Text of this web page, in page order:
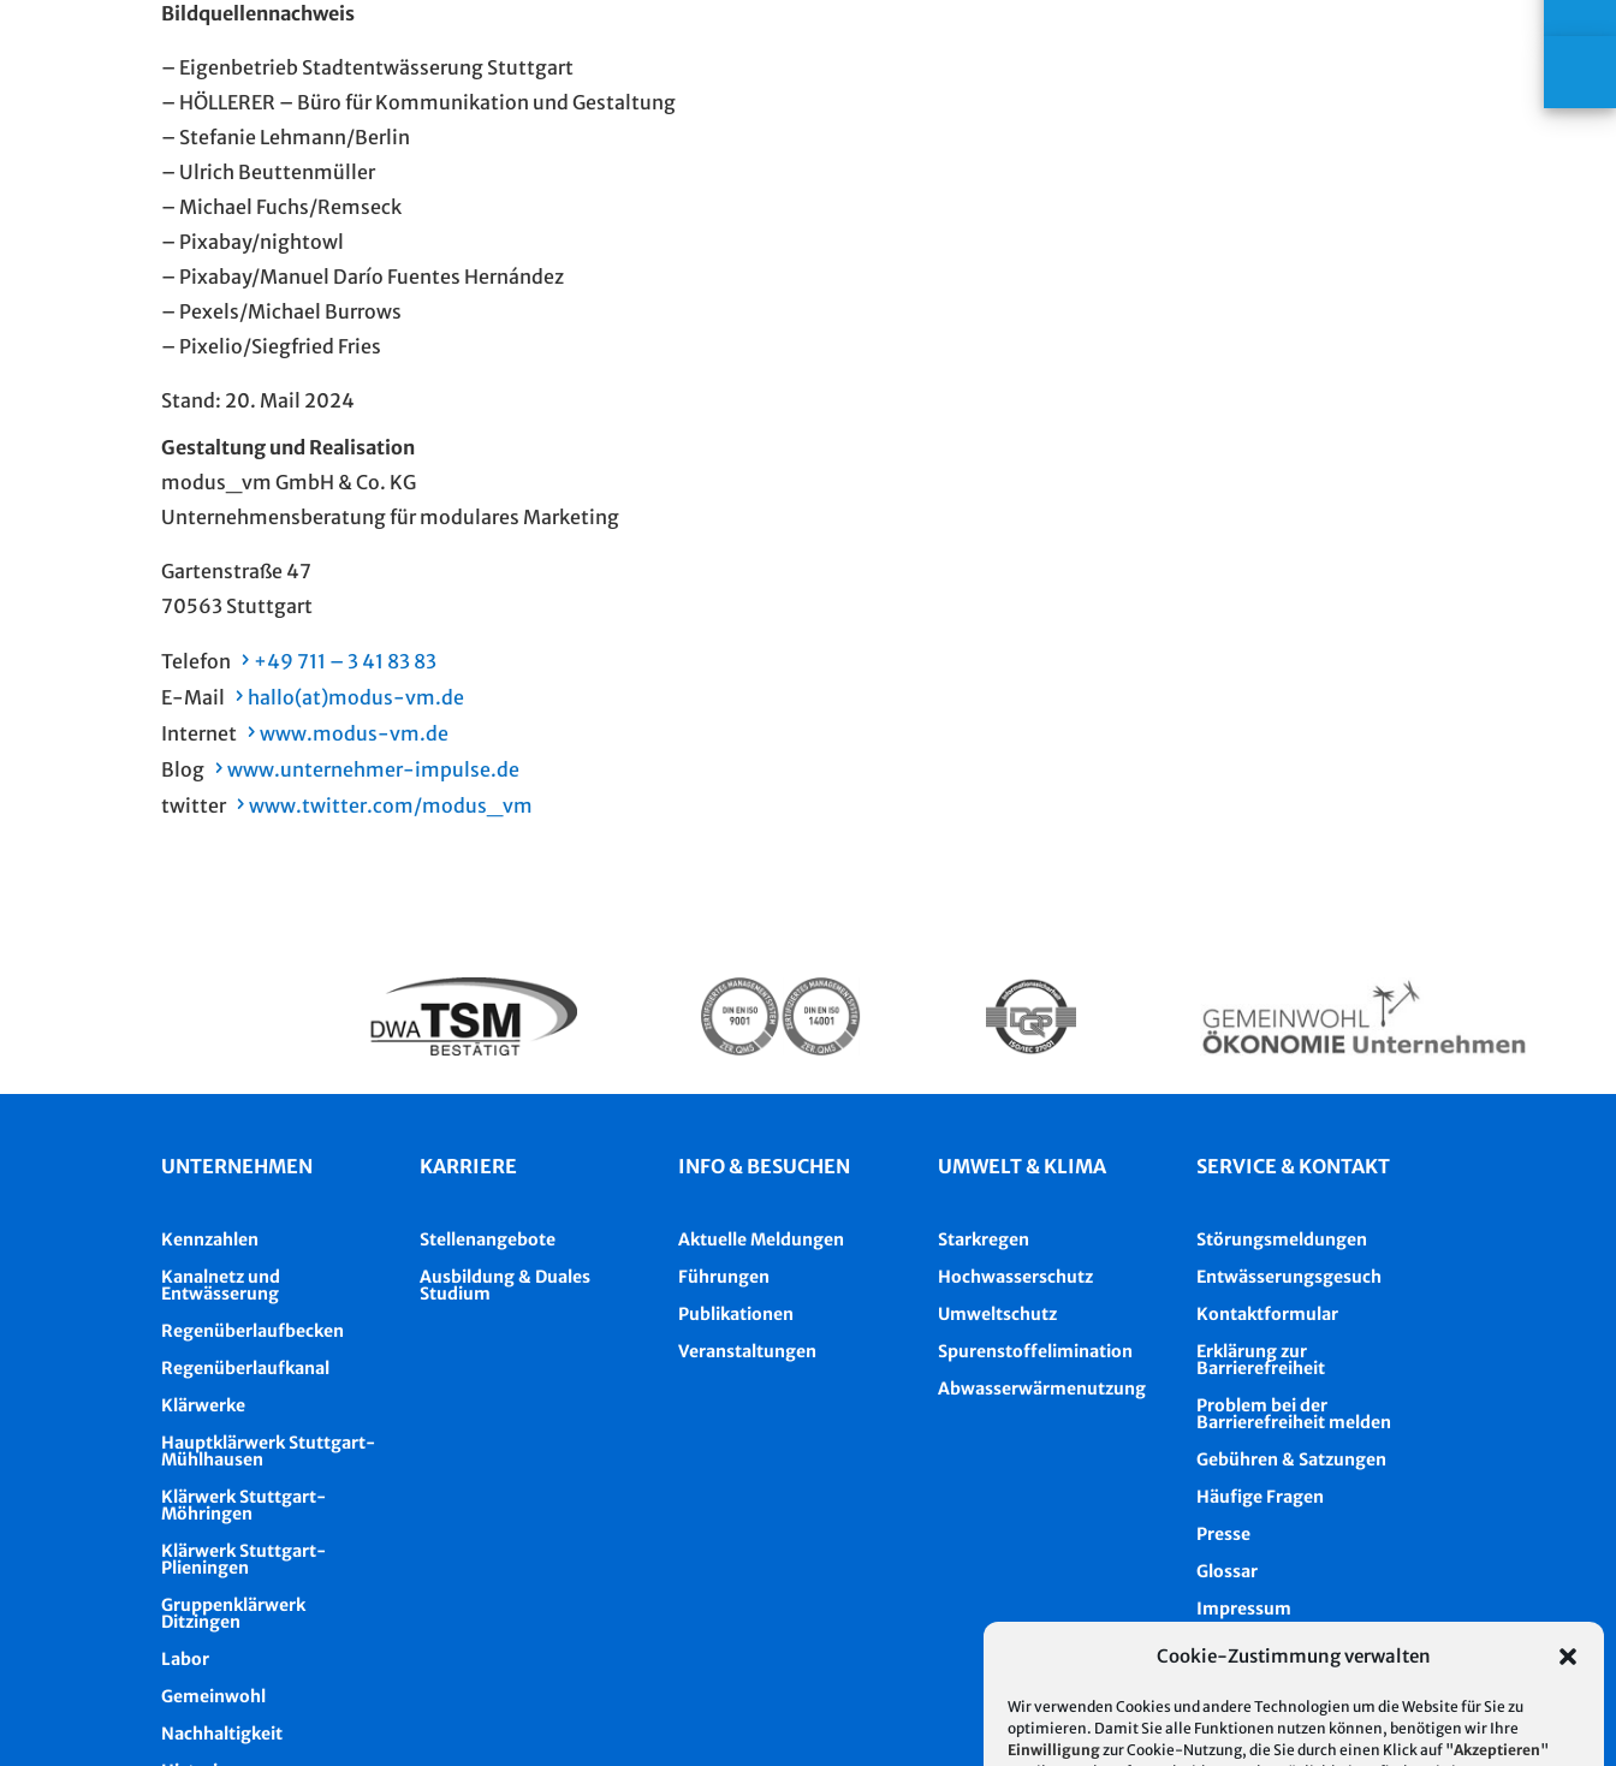
Cookie-Zustimmung verwalten
Wir verwenden Cookies und andere Technologien um die Website für Sie zu
optimieren. Damit Sie alle Funktionen nutzen können, benötigen wir Ihre
Einwilligungzur Cookie-Nutzung, die Sie durch einen Klick auf "Akzeptieren"
Bildquellennachweis
– Eigenbetrieb Stadtentwässerung Stuttgart
– HÖLLERER – Büro für Kommunikation und Gestaltung
– Stefanie Lehmann/Berlin
– Ulrich Beuttenmüller
– Michael Fuchs/Remseck
– Pixabay/nightowl
– Pixabay/Manuel Darío Fuentes Hernández
– Pexels/Michael Burrows
– Pixelio/Siegfried Fries
Stand: 20. Mail 2024
Gestaltung und Realisation
modus_vm GmbH & Co. KG
Unternehmensberatung für modulares Marketing
Gartenstraße 47
70563 Stuttgart
Telefon
+49 711 – 3 41 83 83
E-Mail
hallo(at)modus-vm.de
Internet
www.modus-vm.de
Blog
www.unternehmer-impulse.de
twitter
www.twitter.com/modus_vm
UNTERNEHMEN
Kennzahlen
Kanalnetz und
Entwässerung
Regenüberlaufbecken
Regenüberlaufkanal
Klärwerke
Hauptklärwerk Stuttgart-
Mühlhausen
Klärwerk Stuttgart-
Möhringen
Klärwerk Stuttgart-
Plieningen
Gruppenklärwerk
Ditzingen
Labor
Gemeinwohl
Nachhaltigkeit
KARRIERE
Stellenangebote
Ausbildung & Duales
Studium
INFO & BESUCHEN
Aktuelle Meldungen
Führungen
Publikationen
Veranstaltungen
UMWELT & KLIMA
Starkregen
Hochwasserschutz
Umweltschutz
Spurenstoffelimination
Abwasserwärmenutzung
SERVICE & KONTAKT
Störungsmeldungen
Entwässerungsgesuch
Kontaktformular
Erklärung zur
Barrierefreiheit
Problem bei der
Barrierefreiheit melden
Gebühren & Satzungen
Häufige Fragen
Presse
Glossar
Impressum
Datenschutz
Intern